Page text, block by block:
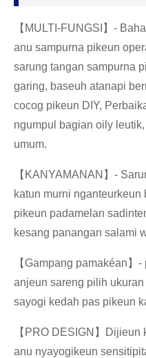
【 MULTI-FUNGSI 】 -
anu sampurna pikeun
sarung tangan sampurna
garing, baseuh atanapi
cocog pikeun DIY,
ngumpul bagian oily
umum.
【 KANYAMANAN 】 -
katun murni
pikeun padamelan
kesang panangan salami
【Gampang pamakéan 】 -
anjeun sareng pilih
sayogi kedah pas pikeun
【 PRO DESIGN 】 Dijieun
anu nyayogikeun